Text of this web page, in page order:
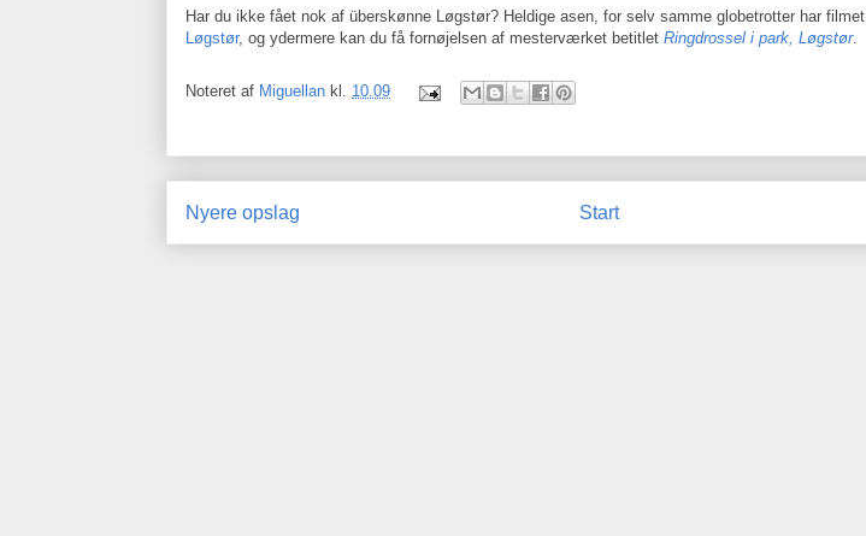
Har du ikke fået nok af überskønne Løgstør? Heldige asen, for selv samme globetrotter har filmet
Løgstør, og ydermere kan du få fornøjelsen af mesterværket betitlet Ringdrossel i park, Løgstør.
Noteret af Miguellan kl. 10.09
Nyere opslag Start